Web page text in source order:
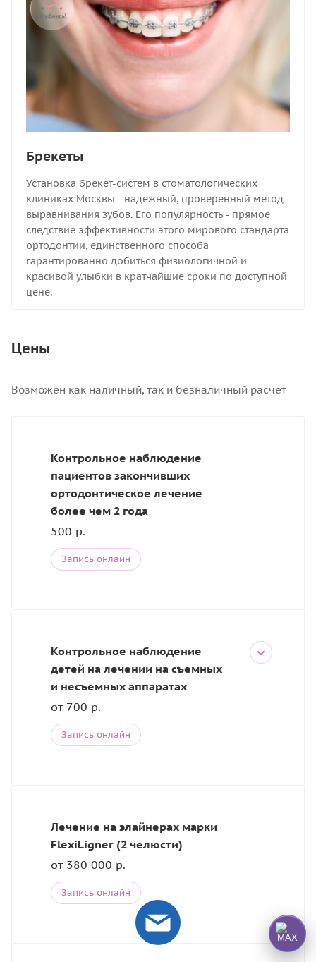
Брекеты
Установка брекет-систем в стоматологических
клиниках Москвы - надежный, проверенный метод
выравнивания зубов. Его популярность - прямое
следствие эффективности этого мирового стандарта
ортодонтии, единственного способа
гарантированно добиться физиологичной и
красивой улыбки в кратчайшие сроки по доступной
цене.
Цены
Возможен как наличный, так и безналичный расчет
Контрольное наблюдение
пациентов закончивших
ортодонтическое лечение
более чем 2 года
500 р.
Запись онлайн
Контрольное наблюдение
детей на лечении на съемных
и несъемных аппаратах
от 700 р.
Запись онлайн
Лечение на элайнерах марки
FlexiLigner (2 челюсти)
от 380 000 р.
Запись онлайн